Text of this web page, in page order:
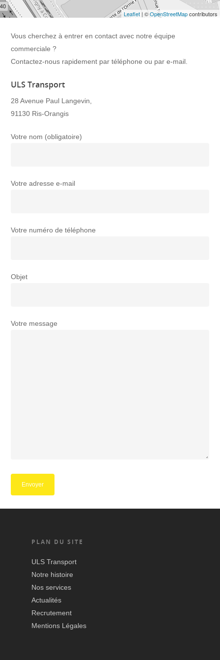
Leaflet | ©OpenStreetMapcontributors
Vous cherchez à entrer en contact avec notre équipe
commerciale ?
Contactez-nous rapidement par téléphone ou par e-mail.
ULS Transport
28 Avenue Paul Langevin,
91130 Ris-Orangis
Votre nom (obligatoire)
Votre adresse e-mail
Votre numéro de téléphone
Objet
Votre message
PLAN DU SITE
ULS Transport
Notre histoire
Nos services
Actualités
Recrutement
Mentions Légales